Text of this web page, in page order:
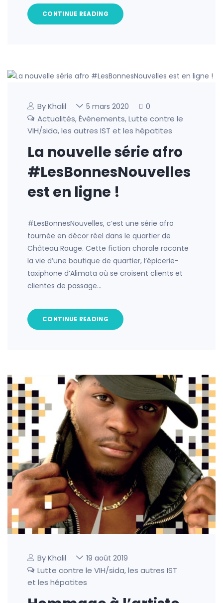
CONTINUE READING
By Khalil 5 mars 2020
0
Actualités, Évènements, Lutte contre le
VIH/sida, les autres IST et les hépatites
La nouvelle série afro
#LesBonnesNouvelles
est en ligne !
#LesBonnesNouvelles, c’est une série afro
tournée en décor réel dans le quartier de
Château Rouge. Cette fiction chorale raconte
la vie d’une boutique de quartier, l’épicerie-
taxiphone d’Alimata où se croisent clients et
clientes de passage…
CONTINUE READING
By Khalil 19 août 2019
Lutte contre le VIH/sida, les autres IST
et les hépatites